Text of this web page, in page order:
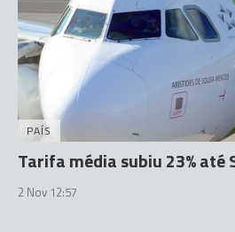
PAÍS
Tarifa média subiu 23% até
2 Nov 12:57